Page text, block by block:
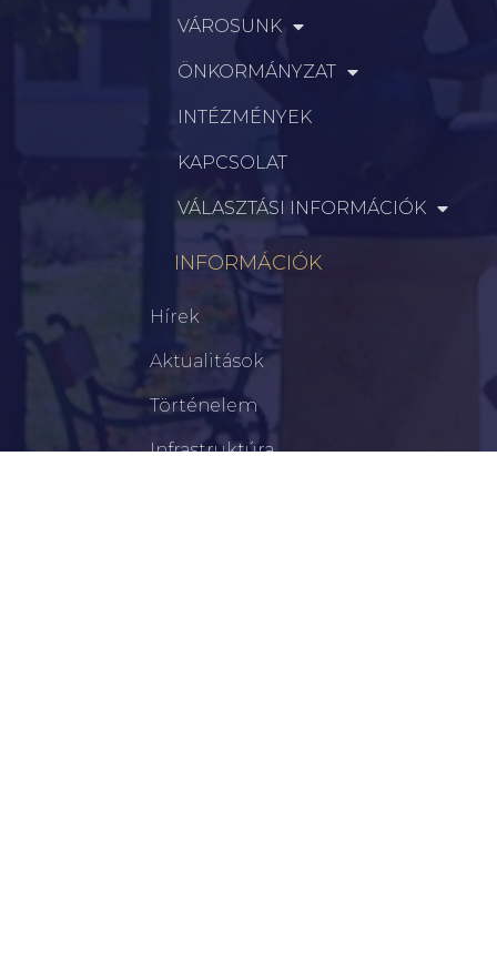
VÁROSUNK
ÖNKORMÁNYZAT
INTÉZMÉNYEK
KAPCSOLAT
VÁLASZTÁSI INFORMÁCIÓK
INFORMÁCIÓK
Hírek
Aktualitások
Történelem
Infrastruktúra